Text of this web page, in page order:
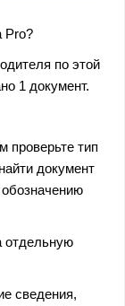
Pro?
по этой
1 документ.
проверьте тип
документ
отдельную
сведения,